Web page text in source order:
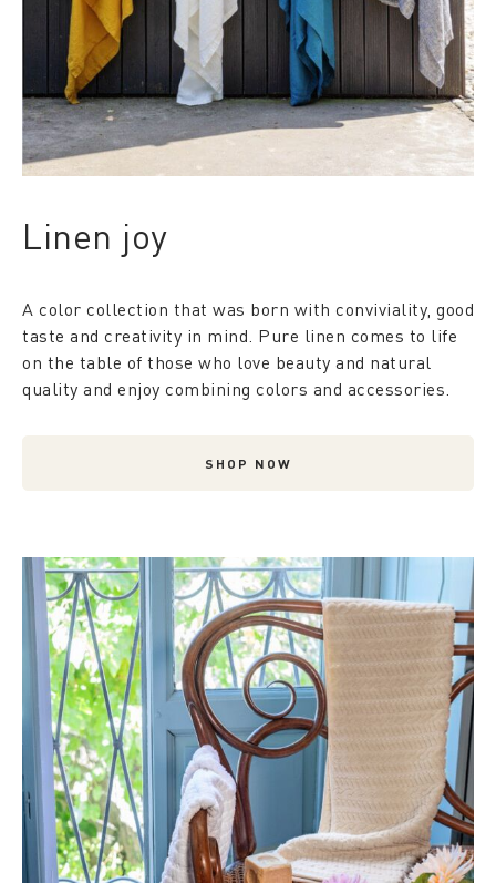
Linen joy
A color collection that was born with conviviality, good
taste and creativity in mind. Pure linen comes to life
on the table of those who love beauty and natural
quality and enjoy combining colors and accessories.
SHOP NOW